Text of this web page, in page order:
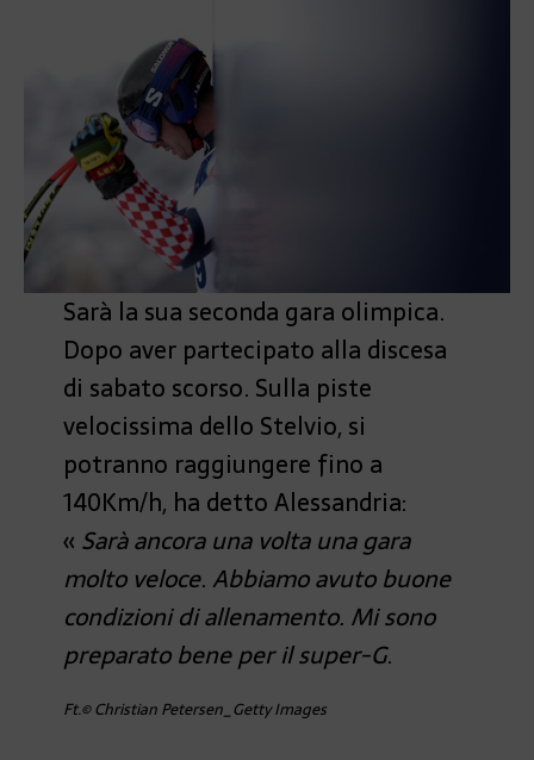
Sarà la sua seconda gara olimpica.
Dopo aver partecipato alla discesa
di sabato scorso. Sulla piste
velocissima dello Stelvio, si
potranno raggiungere fino a
140Km/h, ha detto Alessandria:
« Sarà ancora una volta una gara
molto veloce.Abbiamo avuto buone
condizioni di allenamento. Mi sono
preparato bene per il super-G.
Ft.© Christian Petersen_Getty Images